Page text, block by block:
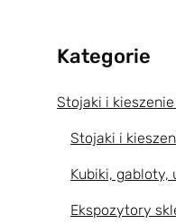
Kategorie
Stojaki i
Stojaki i
Kubiki, gabloty,
Ekspozytory